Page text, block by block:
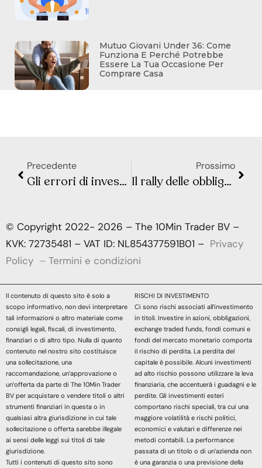
Mutuo Giovani Under 36: Come
Funziona E Perché Potrebbe
Essere La Tua Occasione Per
Comprare Casa
Precedente
Gli errori di investimento più comuni
Prossimo
Il rally delle obbligazioni continua: falso rimbalzo o vera ripresa?
© Copyright 2022- 2026 – The 10Min Trader BV –
KVK: 72735481 – VAT ID: NL854377591B01 – Privacy
Policy – Termini e condizioni
Il contenuto di questo sito è solo a
scopo informativo, non devi interpretare
tali informazioni o altro materiale come
consigli legali, fiscali, di investimento,
finanziari o di altro tipo. Nulla di quanto
contenuto nel nostro sito costituisce
una sollecitazione, una
raccomandazione, un’approvazione o
un’offerta da parte di The 10Min Trader
BV per acquistare o vendere titoli o altri
strumenti finanziari in questa o in
qualsiasi altra giurisdizione in cui tale
sollecitazione o offerta sarebbe illegale
ai sensi delle leggi sui titoli di tale
giurisdizione.
Tutti i contenuti di questo sito sono
RISCHI DI INVESTIMENTO
Ci sono rischi associati all’investimento
in titoli. Investire in azioni, obbligazioni,
exchange traded funds, fondi comuni e
fondi del mercato monetario comporta
il rischio di perdita. La perdita del
capitale è possibile. Alcuni investimenti
ad alto rischio possono utilizzare la leva
finanziaria, che accentuerà i guadagni e le
perdite. Gli investimenti esteri
comportano rischi speciali, tra cui una
maggiore volatilità e rischi politici,
economici e valutari e differenze nei
metodi contabili. La performance
passata di un titolo o di un’azienda non
è una garanzia o una previsione della